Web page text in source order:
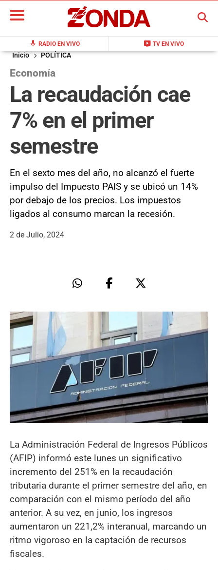
mic RADIO EN VIVO live_tv TV EN VIVO
BUSCAR
Inicio POLÍTICA
Economía
La recaudación cae
7% en el primer
semestre
En el sexto mes del año, no alcanzó el fuerte
impulso del Impuesto PAIS y se ubicó un 14%
por debajo de los precios. Los impuestos
ligados al consumo marcan la recesión.
2 de Julio, 2024
La Administración Federal de Ingresos Públicos
(AFIP) informó este lunes un significativo
incremento del 251% en la recaudación
tributaria durante el primer semestre del año, en
comparación con el mismo período del año
anterior. A su vez, en junio, los ingresos
aumentaron un 221,2% interanual, marcando un
ritmo vigoroso en la captación de recursos
fiscales.